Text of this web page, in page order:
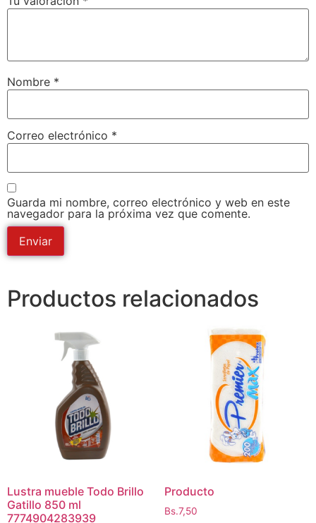
Nombre *
Correo electrónico *
Guarda mi nombre, correo electrónico y web en este
navegador para la próxima vez que comente.
Productos relacionados
Lustra mueble Todo Brillo
Gatillo 850 ml
7774904283939
Producto
Bs.7,50